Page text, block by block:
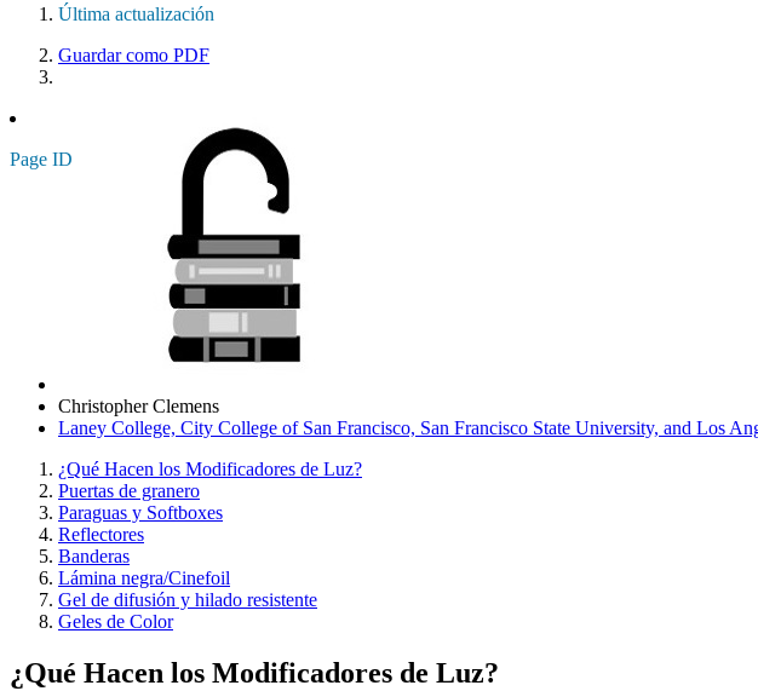
Última actualización
Guardar como PDF
Page ID
Christopher Clemens
Laney College, City College of San Francisco, San Francisco State University, and Los
¿Qué Hacen los Modificadores de Luz?
Puertas de granero
Paraguas y Softboxes
Reflectores
Banderas
Lámina negra/Cinefoil
Gel de difusión y hilado resistente
Geles de Color
¿Qué Hacen los Modificadores de Luz?